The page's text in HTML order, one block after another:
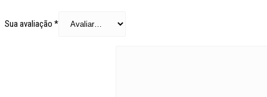
Sua avaliação *